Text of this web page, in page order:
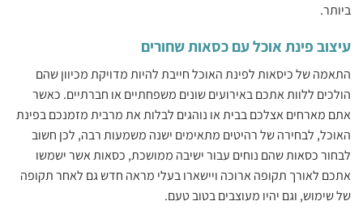
ביותר.
עיצוב פינת אוכל עם כסאות שחורים
התאמה של כיסאות לפינת האוכל חייבת להיות מדויקת מכיוון שהם
הולכים ללוות אתכם באירועים שונים משפחתיים או חברתיים. כאשר
אתם מארחים אצלכם בבית או נוהגים לבלות את מרבית מזמנכם בפינת
האוכל, לבחירה של רהיטים מתאימים ישנה משמעות רבה, לכן חשוב
לבחור כסאות שהם נוחים עבור ישיבה ממושכת, כסאות אשר ישמשו
אתכם לאורך תקופה ארוכה ויישארו בעלי מראה חדש גם לאחר תקופה
של שימוש, וגם יהיו מעוצבים בטוב טעם.